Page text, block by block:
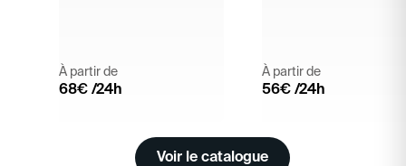
À partir de
68€ /24h
À partir de
56€ /24h
Voir le catalogue